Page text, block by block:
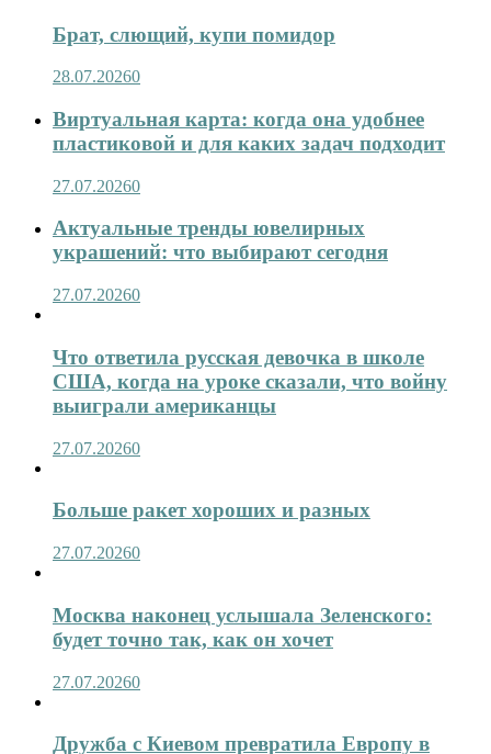
Брат, слющий, купи помидор
28.07.20260
Виртуальная карта: когда она удобнее
пластиковой и для каких задач подходит
27.07.20260
Актуальные тренды ювелирных
украшений: что выбирают сегодня
27.07.20260
Что ответила русская девочка в школе
США, когда на уроке сказали, что войну
выиграли американцы
27.07.20260
Больше ракет хороших и разных
27.07.20260
Москва наконец услышала Зеленского:
будет точно так, как он хочет
27.07.20260
Дружба с Киевом превратила Европу в